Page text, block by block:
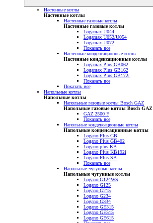
Настенные котлы
Настенные котлы
Настенные газовые котлы
Настенные газовые котлы
Logamax U044
Logamax U052/U054
Logamax U072
Показать все
Настенные конденсационные котлы
Настенные конденсационные котлы
Logamax Plus GB062
Logamax Plus GB162
Logamax Plus GB172i
Показать все
Показать все
Напольные котлы
Напольные котлы
Напольные газовые котлы Bosch GAZ
Напольные газовые котлы Bosch GAZ
GAZ 2500 F
Показать все
Напольные конденсационные котлы
Напольные конденсационные котлы
Logano Plus GB
Logano Plus GB402
Logano plus KB
Logano Plus KB192i
Logano Plus SB
Показать все
Напольные чугунные котлы
Напольные чугунные котлы
Logano G124WS
Logano G125
Logano G215
Logano G234
Logano G334
Logano GE315
Logano GE515
Logano GE615